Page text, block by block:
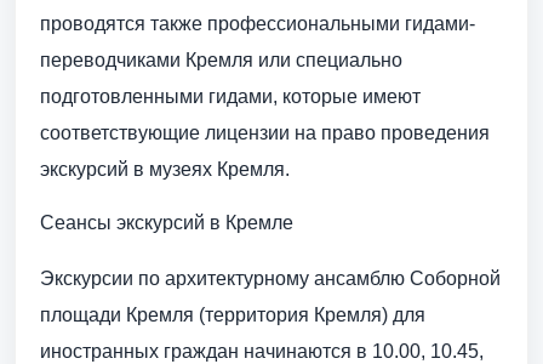
проводятся также профессиональными гидами-
переводчиками Кремля или специально
подготовленными гидами, которые имеют
соответствующие лицензии на право проведения
экскурсий в музеях Кремля.
Сеансы экскурсий в Кремле
Экскурсии по архитектурному ансамблю Соборной
площади Кремля (территория Кремля) для
иностранных граждан начинаются в 10.00, 10.45,